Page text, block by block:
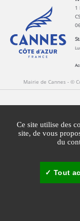
1
Mairie de Cannes - ©
Mentions
Plan
Ce site utilise des
site, de vous
du
Tout